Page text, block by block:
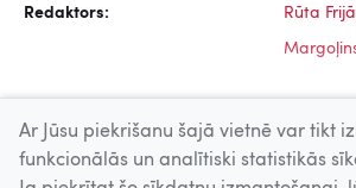
Redaktors: Rūta
Ar Jūsu piekrišanu šajā vietnē var tikt
funkcionālās un analītiski statistikās